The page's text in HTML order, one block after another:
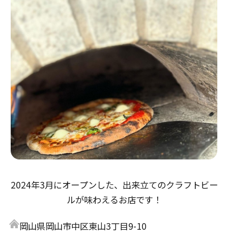
2024年3月にオープンした、出来立てのクラフトビー
ルが味わえるお店です！
岡山県岡山市中区東山3丁目9-10